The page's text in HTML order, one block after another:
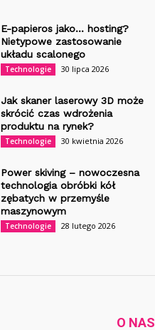
E-papieros jako… hosting?
Nietypowe zastosowanie
układu scalonego
Technologie 30 lipca 2026
Jak skaner laserowy 3D może
skrócić czas wdrożenia
produktu na rynek?
Technologie 30 kwietnia 2026
Power skiving – nowoczesna
technologia obróbki kół
zębatych w przemyśle
maszynowym
Technologie 28 lutego 2026
O NAS